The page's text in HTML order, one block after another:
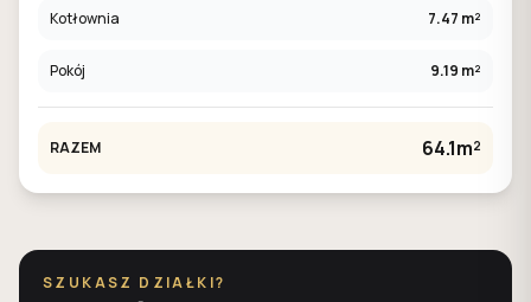
Kotłownia 7.47 m²
Pokój 9.19 m²
RAZEM 64.1m²
SZUKASZ DZIAŁKI?